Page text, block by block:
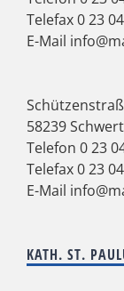
Telefax 0 23
E-Mail
58239
Telefon 0 23
Telefax 0 23
E-Mail
KATH. ST.